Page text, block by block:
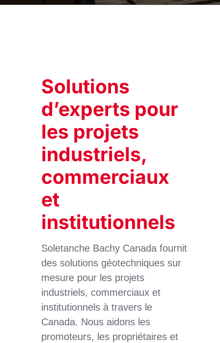
Solutions
d’experts pour
les projets
industriels,
commerciaux
et
institutionnels
Soletanche Bachy Canada fournit
des solutions géotechniques sur
mesure pour les projets
industriels, commerciaux et
institutionnels à travers le
Canada. Nous aidons les
promoteurs, les propriétaires et